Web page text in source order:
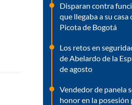
Disparan contra
que llegaba a su
Picota de Bogotá
Los retos en
de Abelardo de la
de agosto
Vendedor de panela
honor en la posesión